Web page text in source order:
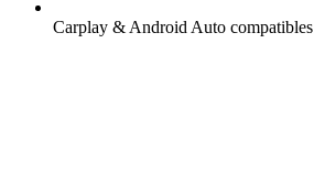
Carplay & Android Auto compatibles